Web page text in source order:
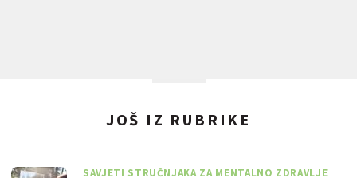
JOŠ IZ RUBRIKE
SAVJETI STRUČNJAKA ZA MENTALNO ZDRAVLJE